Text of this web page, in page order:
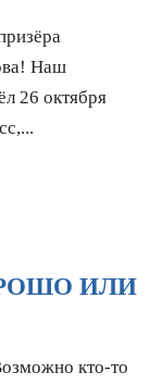
Наш
26 октября
ИЛИ
кто-то